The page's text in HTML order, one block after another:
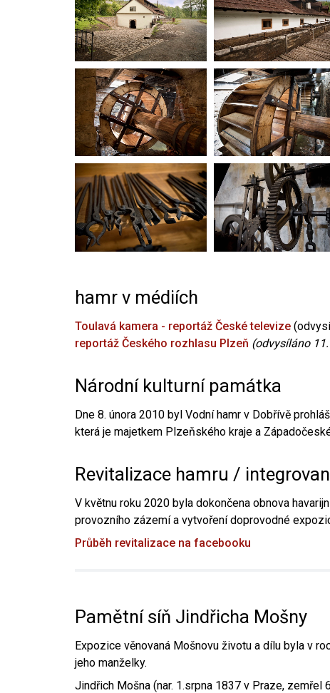
hamr v médiích
Toulavá kamera - reportáž České televize
reportáž Českého rozhlasu Plzeň (odvysíláno
Národní kulturní památka
Dne 8. února 2010 byl Vodní hamr v Dobřívě
která je majetkem Plzeňského kraje a
Revitalizace hamru /
V květnu roku 2020 byla dokončena obnova
provozního zázemí a vytvoření doprovodné
Průběh revitalizace na facebooku
Pamětní síň Jindřicha Mošny
Expozice věnovaná Mošnovu životu a dílu byla v
jeho manželky.
Jindřich Mošna (nar. 1.srpna 1837 v Praze,